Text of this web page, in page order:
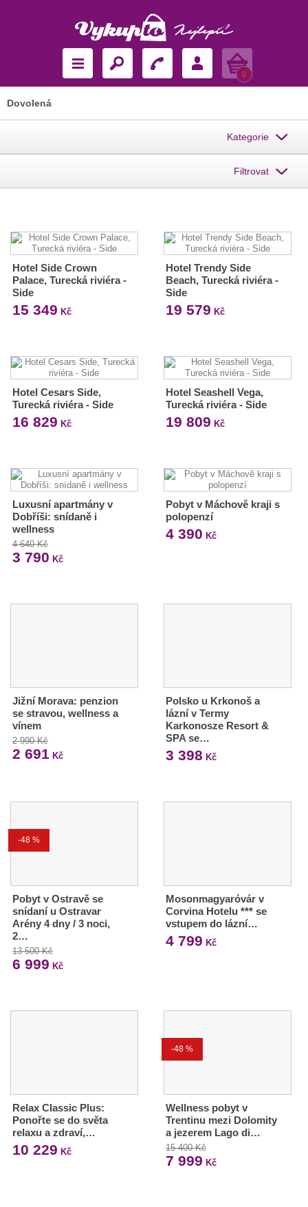
Košík
0
Dovolená
Kategorie
Filtrovat
Hotel Side Crown
Palace, Turecká riviéra -
Side
15 349 Kč
Hotel Trendy Side
Beach, Turecká riviéra -
Side
19 579 Kč
Hotel Cesars Side,
Turecká riviéra - Side
16 829 Kč
Hotel Seashell Vega,
Turecká riviéra - Side
19 809 Kč
Luxusní apartmány v
Dobříši: snídaně i
wellness
4 640 Kč
3 790 Kč
Pobyt v Máchově kraji s
polopenzí
4 390 Kč
Jižní Morava: penzion
se stravou, wellness a
vínem
2 990 Kč
2 691 Kč
Polsko u Krkonoš a
lázní v Termy
Karkonosze Resort &
SPA se…
3 398 Kč
-48 %
Pobyt v Ostravě se
snídaní u Ostravar
Arény 4 dny / 3 noci,
2…
13 500 Kč
6 999 Kč
Mosonmagyaróvár v
Corvina Hotelu *** se
vstupem do lázní…
4 799 Kč
Relax Classic Plus:
Ponořte se do světa
relaxu a zdraví,…
10 229 Kč
-48 %
Wellness pobyt v
Trentinu mezi Dolomity
a jezerem Lago di…
15 400 Kč
7 999 Kč